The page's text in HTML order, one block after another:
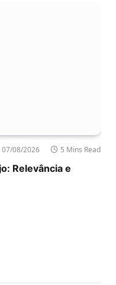
07/08/2026 5 Mins Read
Relevância e